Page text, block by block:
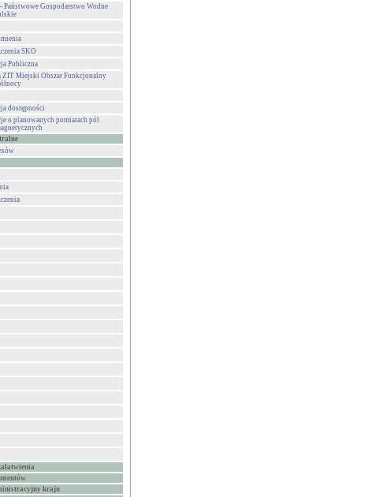
Państwowe Gospodarstwo Wodne
SKO
Publiczna
ZIT Miejski Obszar Funkcjonalny
dostępności
o planowanych pomiarach pól
kraju